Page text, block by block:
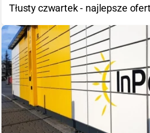
Tłusty czwartek - najlepsze